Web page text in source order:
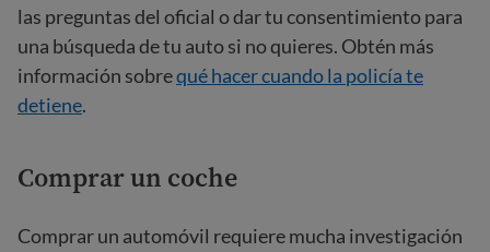
las preguntas del oficial o dar tu consentimiento para
una búsqueda de tu auto si no quieres. Obtén más
información sobrequé hacer cuando la policía te
detiene.
Comprar un coche
Comprar un automóvil requiere mucha investigación